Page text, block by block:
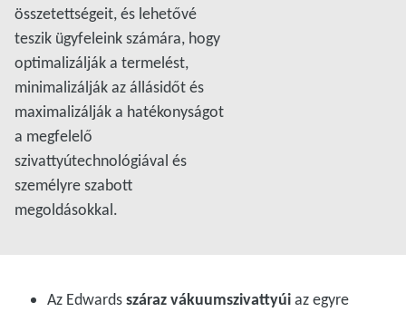
összetettségeit, és lehetővé
teszik ügyfeleink számára, hogy
optimalizálják a termelést,
minimalizálják az állásidőt és
maximalizálják a hatékonyságot
a megfelelő
szivattyútechnológiával és
személyre szabott
megoldásokkal.
Az Edwardsszáraz vákuumszivattyúiaz egyre